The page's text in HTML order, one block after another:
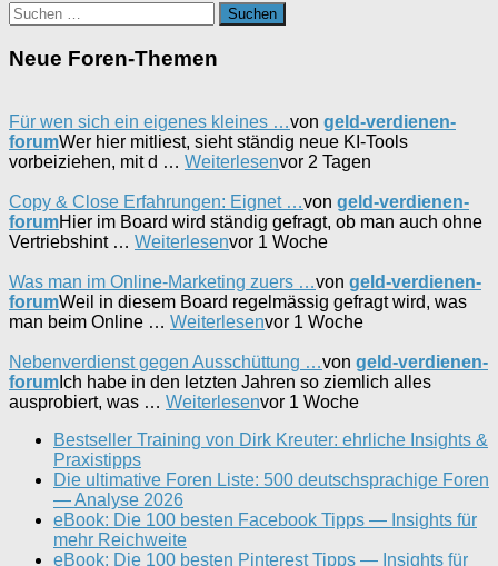
Suchen
nach:
Neue Foren-Themen
Für wen sich ein eigenes kleines …von geld-verdienen-
forumWer hier mitliest, sieht ständig neue KI-Tools
vorbeiziehen, mit d … Weiterlesenvor 2 Tagen
Copy & Close Erfahrungen: Eignet …von geld-verdienen-
forumHier im Board wird ständig gefragt, ob man auch ohne
Vertriebshint … Weiterlesenvor 1 Woche
Was man im Online-Marketing zuers …von geld-verdienen-
forumWeil in diesem Board regelmässig gefragt wird, was
man beim Online … Weiterlesenvor 1 Woche
Nebenverdienst gegen Ausschüttung …von geld-verdienen-
forum Ich habe in den letzten Jahren so ziemlich alles
ausprobiert, was … Weiterlesenvor 1 Woche
Bestseller Training von Dirk Kreuter: ehrliche Insights &
Praxistipps
Die ultimative Foren Liste: 500 deutschsprachige Foren
— Analyse 2026
eBook: Die 100 besten Facebook Tipps — Insights für
mehr Reichweite
eBook: Die 100 besten Pinterest Tipps — Insights für